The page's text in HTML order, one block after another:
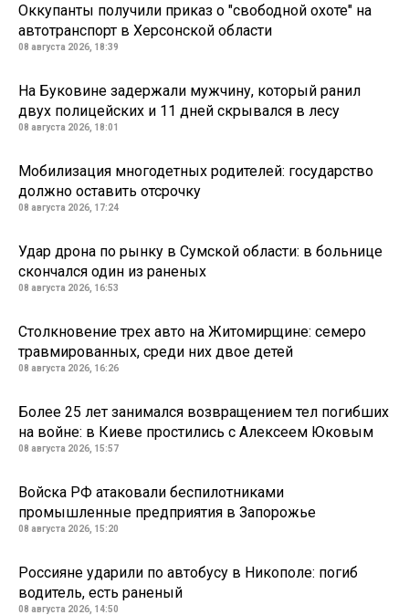
Оккупанты получили приказ о "свободной охоте" на
автотранспорт в Херсонской области
08 августа 2026, 18:39
На Буковине задержали мужчину, который ранил
двух полицейских и 11 дней скрывался в лесу
08 августа 2026, 18:01
Мобилизация многодетных родителей: государство
должно оставить отсрочку
08 августа 2026, 17:24
Удар дрона по рынку в Сумской области: в больнице
скончался один из раненых
08 августа 2026, 16:53
Столкновение трех авто на Житомирщине: семеро
травмированных, среди них двое детей
08 августа 2026, 16:26
Более 25 лет занимался возвращением тел погибших
на войне: в Киеве простились с Алексеем Юковым
08 августа 2026, 15:57
Войска РФ атаковали беспилотниками
промышленные предприятия в Запорожье
08 августа 2026, 15:20
Россияне ударили по автобусу в Никополе: погиб
водитель, есть раненый
08 августа 2026, 14:50